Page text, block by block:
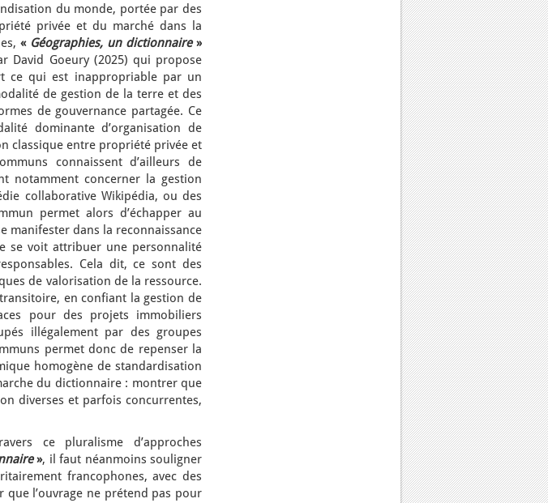
du monde, portée par des
privée et du marché dans la
« Géographies, un dictionnaire»
David Goeury (2025) qui propose
ce qui est inappropriable par un
de gestion de la terre et des
de gouvernance partagée. Ce
dominante d’organisation de
classique entre propriété privée et
connaissent d’ailleurs de
notamment concerner la gestion
collaborative Wikipédia, ou des
permet alors d’échapper au
manifester dans la reconnaissance
se voit attribuer une personnalité
Cela dit, ce sont des
de valorisation de la ressource.
en confiant la gestion de
pour des projets immobiliers
illégalement par des groupes
permet donc de repenser la
homogène de standardisation
du dictionnaire : montrer que
diverses et parfois concurrentes,
ce pluralisme d’approches
», il faut néanmoins souligner
francophones, avec des
l’ouvrage ne prétend pas pour